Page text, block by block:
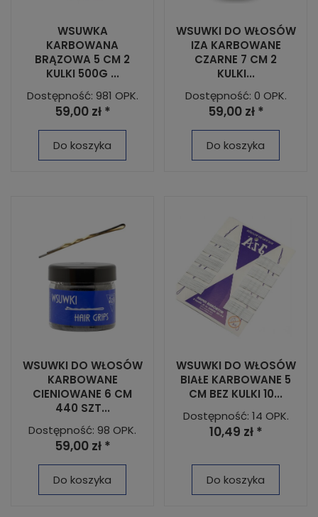
WSUWKA
KARBOWANA
BRĄZOWA 5 CM 2
KULKI 500G ...
Dostępność: 981 OPK.
59,00 zł *
Do koszyka
WSUWKI DO WŁOSÓW
IZA KARBOWANE
CZARNE 7 CM 2
KULKI...
Dostępność: 0 OPK.
59,00 zł *
Do koszyka
WSUWKI DO WŁOSÓW
KARBOWANE
CIENIOWANE 6 CM
440 SZT...
Dostępność: 98 OPK.
59,00 zł *
Do koszyka
WSUWKI DO WŁOSÓW
BIAŁE KARBOWANE 5
CM BEZ KULKI 10...
Dostępność: 14 OPK.
10,49 zł *
Do koszyka